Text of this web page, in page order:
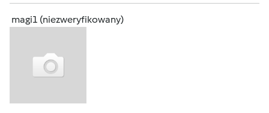
magi1 (niezweryfikowany)